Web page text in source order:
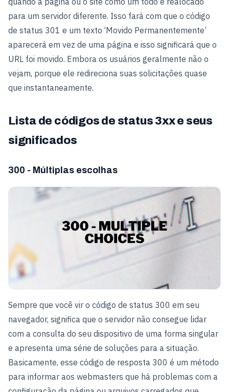
para um servidor diferente. Isso fará com que o código
de status 301 e um texto ‘Movido Permanentemente’
aparecerá em vez de uma página e isso significará que o
URL foi movido. Embora os usuários geralmente não o
vejam, porque ele redireciona suas solicitações quase
que instantaneamente.
Lista de códigos de status 3xx e seus
significados
300 - Múltiplas escolhas
Sempre que você vir o código de status 300 em seu
navegador, significa que o servidor não consegue lidar
com a consulta do seu dispositivo de uma forma singular
e apresenta uma série de soluções para a situação.
Basicamente, esse código de resposta 300 é um método
para informar aos webmasters que há problemas com a